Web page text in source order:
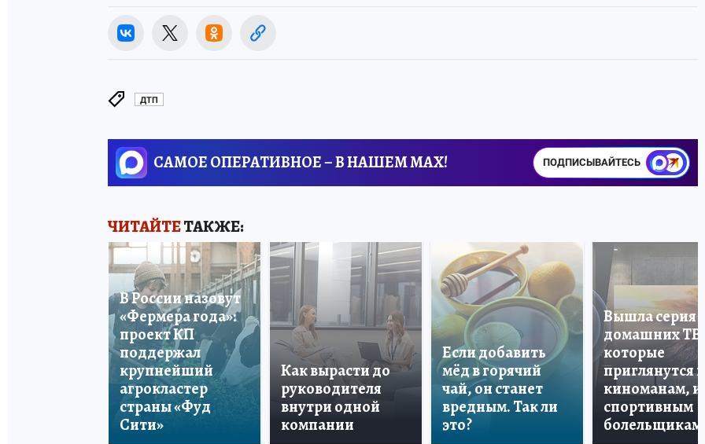
ДТП
САМОЕ ОПЕРАТИВНОЕ – В НАШЕМ MAX! ПОДПИСЫВАЙТЕСЬ
ЧИТАЙТЕТАКЖЕ:
В России назовут
«Фермера года»:
проект КП
поддержал
крупнейший
агрокластер
страны «Фуд
Сити»
Как вырасти до
руководителя
внутри одной
компании
Если добавить
мёд в горячий
чай, он станет
вредным. Так ли
это?
Вышла серия
домашних ТВ,
которые
приглянутся и
киноманам, и
спортивным
болельщикам